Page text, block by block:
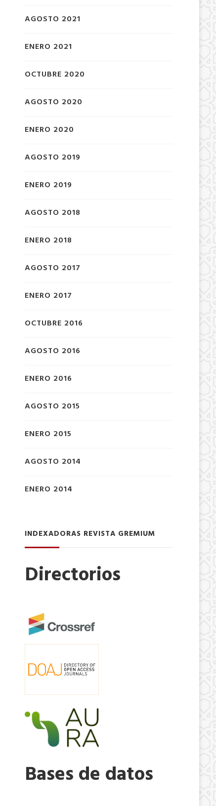
AGOSTO 2021
ENERO 2021
OCTUBRE 2020
AGOSTO 2020
ENERO 2020
AGOSTO 2019
ENERO 2019
AGOSTO 2018
ENERO 2018
AGOSTO 2017
ENERO 2017
OCTUBRE 2016
AGOSTO 2016
ENERO 2016
AGOSTO 2015
ENERO 2015
AGOSTO 2014
ENERO 2014
INDEXADORAS REVISTA GREMIUM
Directorios
Bases de datos